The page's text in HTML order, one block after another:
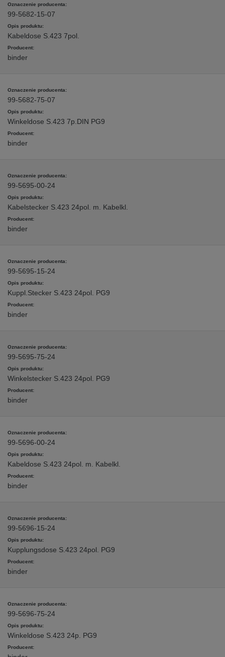
99-5682-15-07
Kabeldose S.423 7pol.
binder
99-5682-75-07
Winkeldose S.423 7p.DIN PG9
binder
99-5695-00-24
Kabelstecker S.423 24pol. m. Kabelkl.
binder
99-5695-15-24
Kuppl.Stecker S.423 24pol. PG9
binder
99-5695-75-24
Winkelstecker S.423 24pol. PG9
binder
99-5696-00-24
Kabeldose S.423 24pol. m. Kabelkl.
binder
99-5696-15-24
Kupplungsdose S.423 24pol. PG9
binder
99-5696-75-24
Winkeldose S.423 24p. PG9